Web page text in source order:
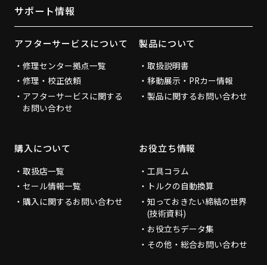
サポート情報
アフターサービスについて
修理センター拠点一覧
修理・校正依頼
アフターサービスに関する
お問い合わせ
製品について
取扱説明書
移動展示・PRカー情報
製品に関するお問い合わせ
購入について
取扱店一覧
セール情報一覧
購入に関するお問い合わせ
お役立ち情報
工具コラム
トルクの自動換算
知っておきたい締結の世界
(技術資料)
お役立ちデータ集
その他・総合お問い合わせ